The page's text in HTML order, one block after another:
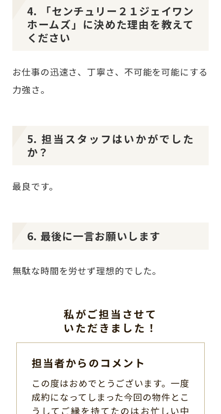
4. 「センチュリー２１ジェイワン
ホームズ」に決めた理由を教えて
ください
お仕事の迅速さ、丁寧さ、不可能を可能にする
力強さ。
5. 担当スタッフはいかがでした
か？
最良です。
6. 最後に一言お願いします
無駄な時間を労せず理想的でした。
私がご担当させて
いただきました！
担当者からのコメント
この度はおめでとうございます。一度
成約になってしまった今回の物件とこ
うしてご縁を持てたのはお忙しい中